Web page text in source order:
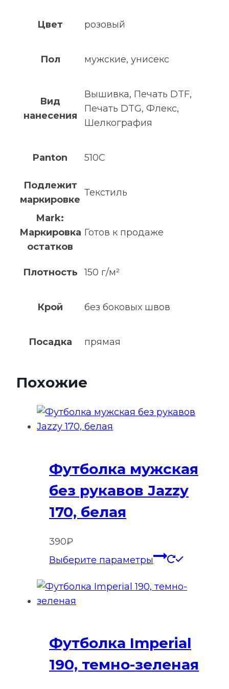
Цвет розовый
Пол мужские, унисекс
Вид
нанесения
Вышивка, Печать DTF,
Печать DTG, Флекс,
Шелкография
Panton 510C
Подлежит
маркировке
Текстиль
Mark:
Маркировка
остатков
Готов к продаже
Плотность 150 г/м²
Крой без боковых швов
Посадка прямая
Похожие
Футболка мужская
без рукавов Jazzy
170, белая
390₽
Выберите параметры
Этот
имеет
можно
на
Футболка Imperial
190, темно-зеленая